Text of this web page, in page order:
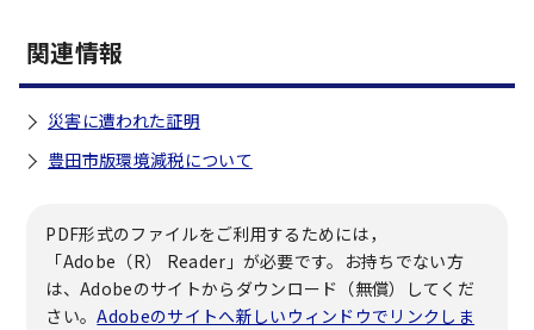
関連情報
災害に遭われた証明
豊田市版環境減税について
PDF形式のファイルをご利用するためには，
「Adobe（R） Reader」が必要です。お持ちでない方
は、Adobeのサイトからダウンロード（無償）してくだ
さい。Adobeのサイトへ新しいウィンドウでリンクしま